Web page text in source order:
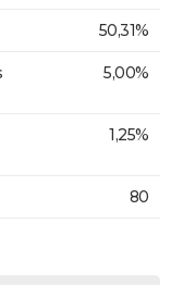
50,31%
5,00%
1,25%
80